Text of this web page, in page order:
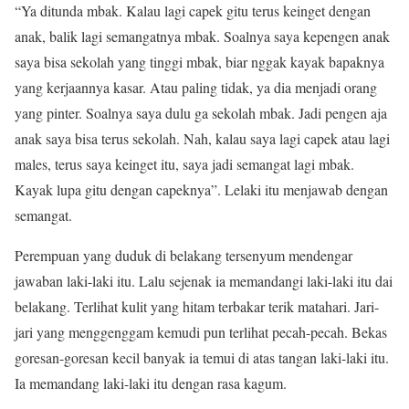
“Ya ditunda mbak. Kalau lagi capek gitu terus keinget dengan
anak, balik lagi semangatnya mbak. Soalnya saya kepengen anak
saya bisa sekolah yang tinggi mbak, biar nggak kayak bapaknya
yang kerjaannya kasar. Atau paling tidak, ya dia menjadi orang
yang pinter. Soalnya saya dulu ga sekolah mbak. Jadi pengen aja
anak saya bisa terus sekolah. Nah, kalau saya lagi capek atau lagi
males, terus saya keinget itu, saya jadi semangat lagi mbak.
Kayak lupa gitu dengan capeknya”. Lelaki itu menjawab dengan
semangat.
Perempuan yang duduk di belakang tersenyum mendengar
jawaban laki-laki itu. Lalu sejenak ia memandangi laki-laki itu dai
belakang. Terlihat kulit yang hitam terbakar terik matahari. Jari-
jari yang menggenggam kemudi pun terlihat pecah-pecah. Bekas
goresan-goresan kecil banyak ia temui di atas tangan laki-laki itu.
Ia memandang laki-laki itu dengan rasa kagum.